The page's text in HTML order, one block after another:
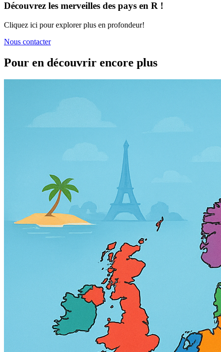
Découvrez les merveilles des pays en R !
Cliquez ici pour explorer plus en profondeur!
Nous contacter
Pour en découvrir encore plus